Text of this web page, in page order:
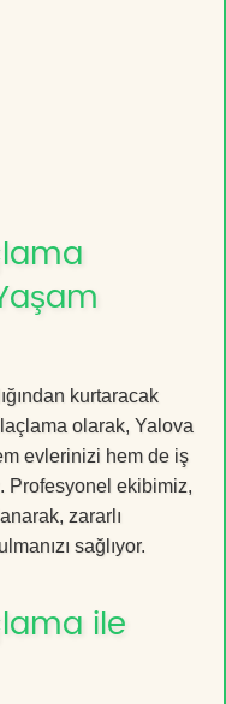
kurtaracak
olarak, Yalova
evlerinizi hem de iş
Profesyonel ekibimiz,
zararlı
sağlıyor.
ile